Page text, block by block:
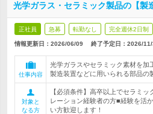
光学ガラス・セラミック製品の【
正社員 急募 転勤なし 完全週休2日制
情報更新日：2026/06/09 終了予定日： 2026/11/
仕事内容
光学ガラスやセラミック素材を加
製造装置などに用いられる部品の
対象と
なる方
【必須条件】高卒以上でセラミ
レーション経験者の方■経験を活
い方歓迎します！